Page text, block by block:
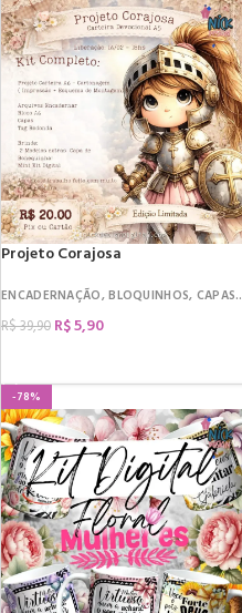
Projeto Corajosa
ENCADERNAÇÃO,BLOQUINHOS, CAPAS,
R$39,90 R$5,90
-78%